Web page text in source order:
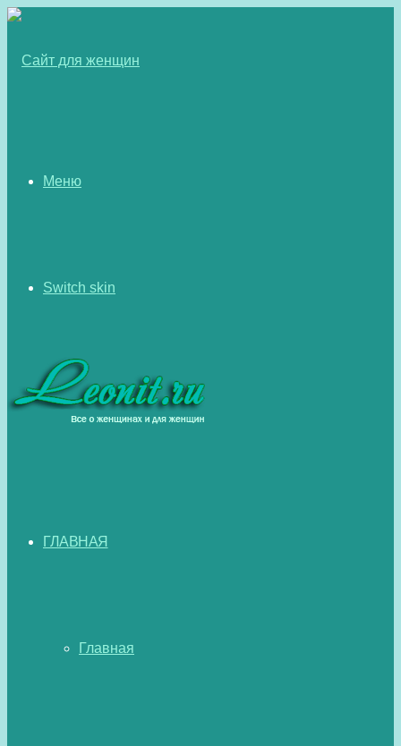
Меню
Switch skin
ГЛАВНАЯ
Главная